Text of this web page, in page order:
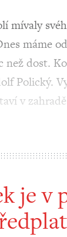
mívaly
máme
dost.
Polický.
v
je v